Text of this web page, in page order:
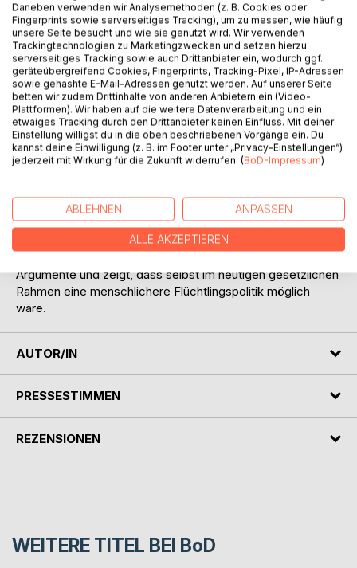
Falschen.» ins Zentrum gestellt hat, gelang ihr, dank gütiger
Mithilfe der Medien, welche das Thema mit Verve
bespielten, ein elektorales Comeback.
Unterdessen haben auch Freisinn und Mitte ihre Asylpolitik
nach rechts angepasst. Der Freisinn hat gar eine
eigentliche Kehrtwende vollzogen und fordert nun offen die
Streichung des Rechts auf Familiennachzug und damit die
Missachtung von Grundrechten der EMRK, der Schweizer
Bundesverfassung und entsprechenden Entscheiden des
Bundesgerichts.
Glättli dazu motiviert, in Ruhe ein paar Dinge klarzustellen.
Er blickt in seinen Klarstellungen hinter die Fassaden der
Asyldebatte und beleuchtet die Geschichte der
Argumente und zeigt, dass selbst im heutigen gesetzlichen
Rahmen eine menschlichere Flüchtlingspolitik möglich
wäre.
AUTOR/IN
PRESSESTIMMEN
REZENSIONEN
WEITERE TITEL BEI BoD
Daneben verwenden wir Analysemethoden (z. B. Cookies oder
Fingerprints sowie serverseitiges Tracking), um zu messen, wie häufig
unsere Seite besucht und wie sie genutzt wird. Wir verwenden
Trackingtechnologien zu Marketingzwecken und setzen hierzu
serverseitiges Tracking sowie auch Drittanbieter ein, wodurch ggf.
geräteübergreifend Cookies, Fingerprints, Tracking-Pixel, IP-Adressen
sowie gehashte E-Mail-Adressen genutzt werden. Auf unserer Seite
betten wir zudem Drittinhalte von anderen Anbietern ein (Video-
Plattformen). Wir haben auf die weitere Datenverarbeitung und ein
etwaiges Tracking durch den Drittanbieter keinen Einfluss. Mit deiner
Einstellung willigst du in die oben beschriebenen Vorgänge ein. Du
kannst deine Einwilligung (z. B. im Footer unter „Privacy-Einstellungen“)
jederzeit mit Wirkung für die Zukunft widerrufen. (BoD-Impressum)
ABLEHNEN ANPASSEN
ALLE AKZEPTIEREN